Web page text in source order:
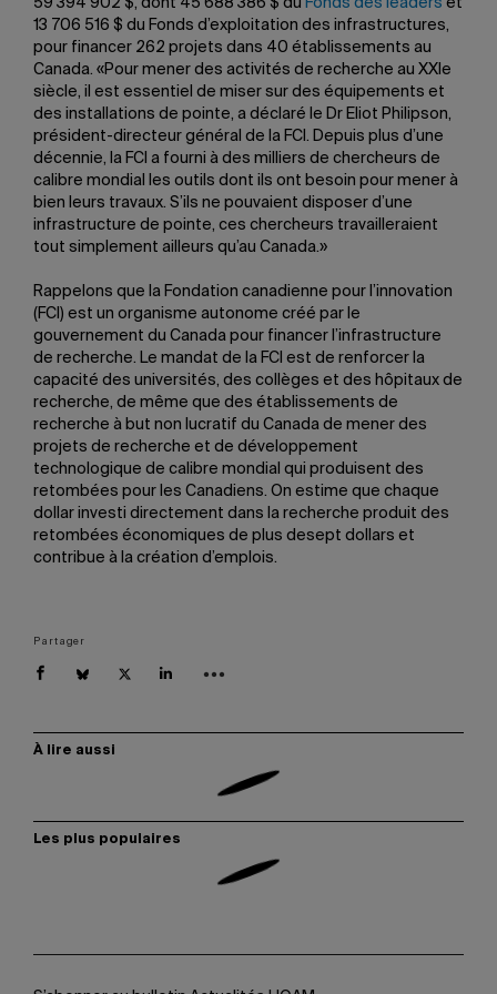
59 394 902 $, dont 45 688 386 $ du Fonds des leaders et
13 706 516 $ du Fonds d’exploitation des infrastructures,
pour financer 262 projets dans 40 établissements au
Canada. «Pour mener des activités de recherche au XXIe
siècle, il est essentiel de miser sur des équipements et
des installations de pointe, a déclaré le Dr Eliot Philipson,
président-directeur général de la FCI. Depuis plus d’une
décennie, la FCI a fourni à des milliers de chercheurs de
calibre mondial les outils dont ils ont besoin pour mener à
bien leurs travaux. S’ils ne pouvaient disposer d’une
infrastructure de pointe, ces chercheurs travailleraient
tout simplement ailleurs qu’au Canada.»
Rappelons que la Fondation canadienne pour l’innovation
(FCI) est un organisme autonome créé par le
gouvernement du Canada pour financer l’infrastructure
de recherche. Le mandat de la FCI est de renforcer la
capacité des universités, des collèges et des hôpitaux de
recherche, de même que des établissements de
recherche à but non lucratif du Canada de mener des
projets de recherche et de développement
technologique de calibre mondial qui produisent des
retombées pour les Canadiens. On estime que chaque
dollar investi directement dans la recherche produit des
retombées économiques de plus desept dollars et
contribue à la création d’emplois.
Partager
À lire aussi
Les plus populaires